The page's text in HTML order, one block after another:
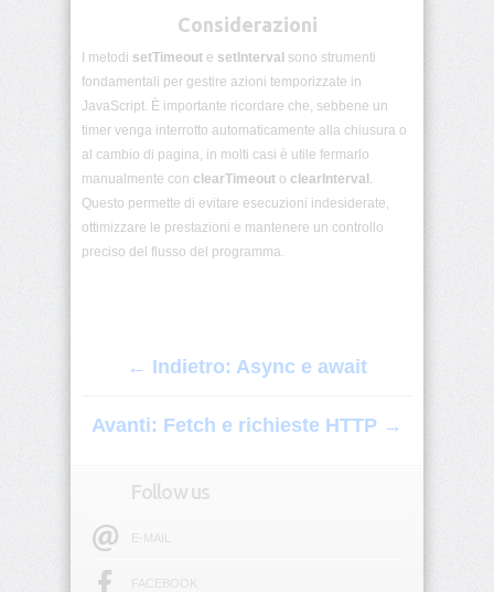
Moduli
JS
Storage
(Local/Session)
JSON
in
Introduzione
Considerazioni
I metodi setTimeout e setInterval sono strumenti
fondamentali per gestire azioni temporizzate in
JavaScript. È importante ricordare che, sebbene un
timer venga interrotto automaticamente alla chiusura o
al cambio di pagina, in molti casi è utile fermarlo
manualmente con clearTimeout o clearInterval .
Questo permette di evitare esecuzioni indesiderate,
ottimizzare le prestazioni e mantenere un controllo
preciso del flusso del programma.
← Indietro: Async e await
Avanti: Fetch e richieste HTTP →
Follow us
E-MAIL
FACEBOOK